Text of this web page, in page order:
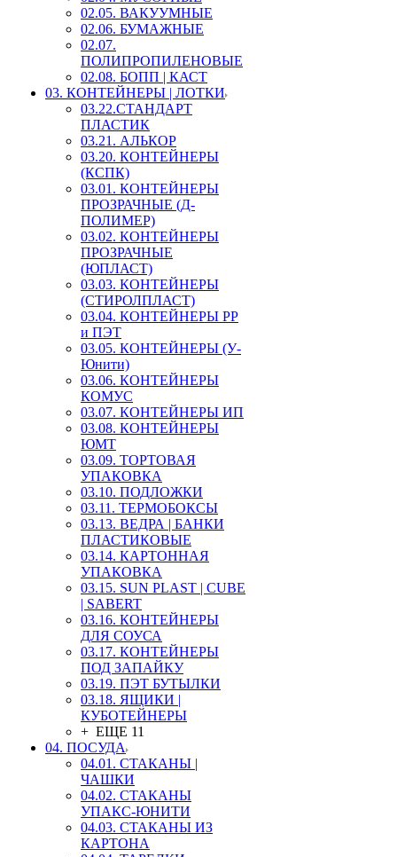
02.05. ВАКУУМНЫЕ
02.06. БУМАЖНЫЕ
02.07.
ПОЛИПРОПИЛЕНОВЫЕ
02.08. БОПП | КАСТ
03. КОНТЕЙНЕРЫ | ЛОТКИ
03.22.СТАНДАРТ
ПЛАСТИК
03.21. АЛЬКОР
03.20. КОНТЕЙНЕРЫ
(КСПК)
03.01. КОНТЕЙНЕРЫ
ПРОЗРАЧНЫЕ (Д-
ПОЛИМЕР)
03.02. КОНТЕЙНЕРЫ
ПРОЗРАЧНЫЕ
(ЮПЛАСТ)
03.03. КОНТЕЙНЕРЫ
(СТИРОЛПЛАСТ)
03.04. КОНТЕЙНЕРЫ РР
и ПЭТ
03.05. КОНТЕЙНЕРЫ (У-
Юнити)
03.06. КОНТЕЙНЕРЫ
КОМУС
03.07. КОНТЕЙНЕРЫ ИП
03.08. КОНТЕЙНЕРЫ
ЮМТ
03.09. ТОРТОВАЯ
УПАКОВКА
03.10. ПОДЛОЖКИ
03.11. ТЕРМОБОКСЫ
03.13. ВЕДРА | БАНКИ
ПЛАСТИКОВЫЕ
03.14. КАРТОННАЯ
УПАКОВКА
03.15. SUN PLAST | CUBE
| SABERT
03.16. КОНТЕЙНЕРЫ
ДЛЯ СОУСА
03.17. КОНТЕЙНЕРЫ
ПОД ЗАПАЙКУ
03.19. ПЭТ БУТЫЛКИ
03.18. ЯЩИКИ |
КУБОТЕЙНЕРЫ
+ ЕЩЕ 11
04. ПОСУДА
04.01. СТАКАНЫ |
ЧАШКИ
04.02. СТАКАНЫ
УПАКС-ЮНИТИ
04.03. СТАКАНЫ ИЗ
КАРТОНА